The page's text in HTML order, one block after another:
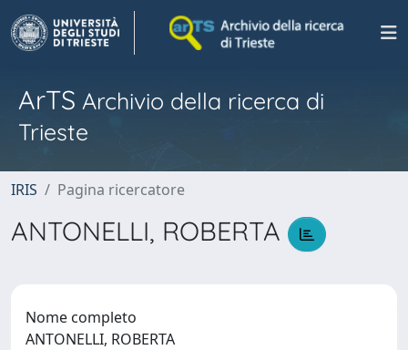
ArTS Archivio della ricerca di
Trieste
IRIS Pagina ricercatore
ANTONELLI, ROBERTA
Nome completo
ANTONELLI, ROBERTA